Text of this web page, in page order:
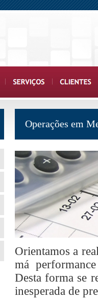
Operações em
Orientamos a
má
Desta forma se
inesperada de